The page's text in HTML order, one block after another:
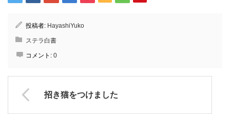
投稿者: HayashiYuko
ステラ白書
コメント: 0
招き猫をつけました